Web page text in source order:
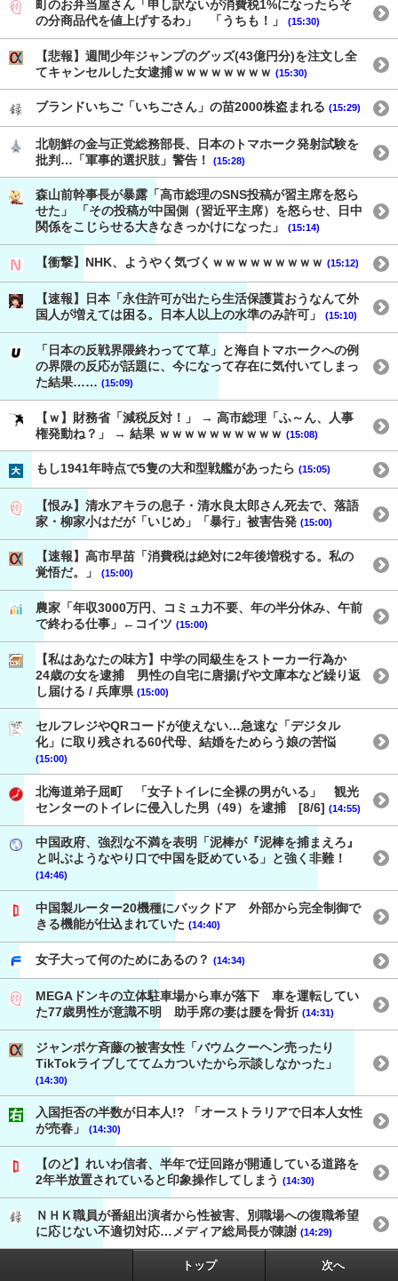
町のお弁当屋さん「申し訳ないが消費税1%になったらそ
の分商品代を値上げするわ」 「うちも！」
(15:30)
【悲報】週間少年ジャンプのグッズ(43億円分)を注文し全
てキャンセルした女逮捕ｗｗｗｗｗｗｗｗ (15:30)
ブランドいちご「いちごさん」の苗2000株盗まれる (15:29)
北朝鮮の金与正党総務部長、日本のトマホーク発射試験を
批判…「軍事的選択肢」警告！
(15:28)
森山前幹事長が暴露「高市総理のSNS投稿が習主席を怒ら
せた」 「その投稿が中国側（習近平主席）を怒らせ、日中
関係をこじらせる大きなきっかけになった」
(15:14)
【衝撃】NHK、ようやく気づくｗｗｗｗｗｗｗｗｗ (15:12)
【速報】日本「永住許可が出たら生活保護貰おうなんて外
国人が増えては困る。日本人以上の水準のみ許可」
(15:10)
「日本の反戦界隈終わってて草」と海自トマホークへの例
の界隈の反応が話題に、今になって存在に気付いてしまっ
た結果…… (15:09)
【ｗ】財務省「減税反対！」 → 高市総理「ふ～ん、人事
権発動ね？」 → 結果 ｗｗｗｗｗｗｗｗｗｗ (15:08)
もし1941年時点で5隻の大和型戦艦があったら (15:05)
【恨み】清水アキラの息子・清水良太郎さん死去で、落語
家・柳家小はだが「いじめ」「暴行」被害告発 (15:00)
【速報】高市早苗「消費税は絶対に2年後増税する。私の
覚悟だ。」
(15:00)
農家「年収3000万円、コミュ力不要、年の半分休み、午前
で終わる仕事」←コイツ (15:00)
【私はあなたの味方】中学の同級生をストーカー行為か
24歳の女を逮捕 男性の自宅に唐揚げや文庫本など繰り返
し届ける / 兵庫県 (15:00)
セルフレジやQRコードが使えない…急速な「デジタル
化」に取り残される60代母、結婚をためらう娘の苦悩
(15:00)
北海道弟子屈町 「女子トイレに全裸の男がいる」 観光
センターのトイレに侵入した男（49）を逮捕 [8/6] (14:55)
中国政府、強烈な不満を表明「泥棒が『泥棒を捕まえろ』
と叫ぶようなやり口で中国を貶めている」と強く非難！
(14:46)
中国製ルーター20機種にバックドア 外部から完全制御で
きる機能が仕込まれていた (14:40)
女子大って何のためにあるの？ (14:34)
MEGAドンキの立体駐車場から車が落下 車を運転してい
た77歳男性が意識不明 助手席の妻は腰を骨折 (14:31)
ジャンポケ斉藤の被害女性「バウムクーヘン売ったり
TikTokライブしててムカついたから示談しなかった」
(14:30)
入国拒否の半数が日本人!? 「オーストラリアで日本人女性
が売春」
(14:30)
【のど】れいわ信者、半年で迂回路が開通している道路を
2年半放置されていると印象操作してしまう (14:30)
ＮＨＫ職員が番組出演者から性被害、別職場への復職希望
に応じない不適切対応…メディア総局長が陳謝 (14:29)
トップ 次へ